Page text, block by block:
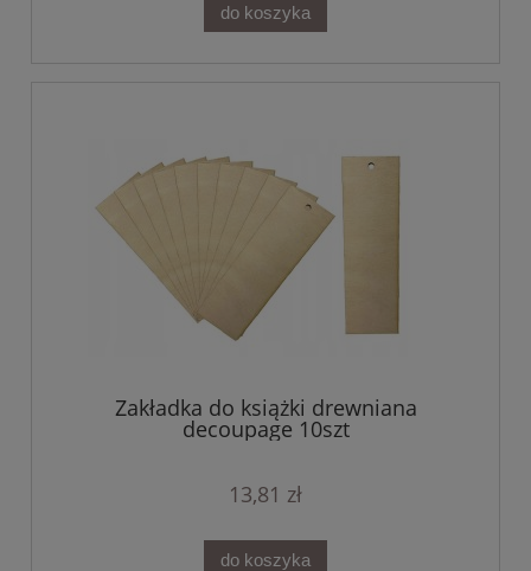
do koszyka
Zakładka do książki drewniana
decoupage 10szt
13,81 zł
do koszyka